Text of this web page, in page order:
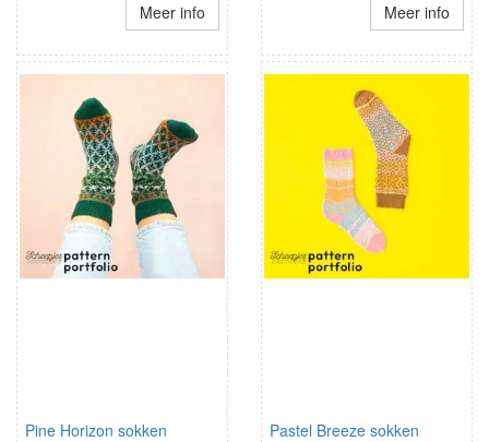
Meer info Meer info
Pine Horizon sokken Pastel Breeze sokken